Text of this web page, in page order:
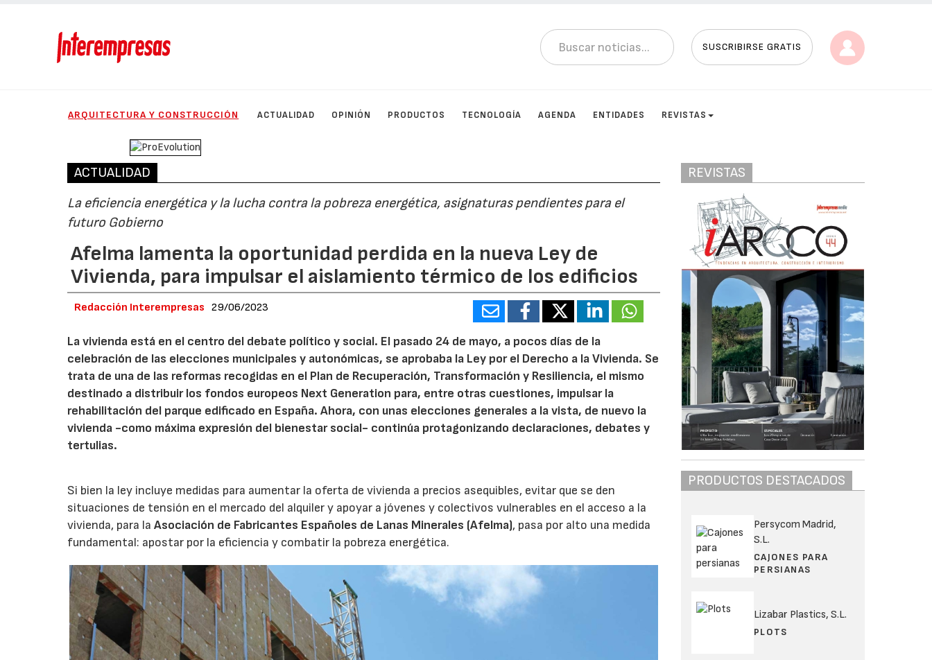
SUSCRIBIRSE GRATIS
ARQUITECTURA Y CONSTRUCCIÓN ACTUALIDAD OPINIÓN PRODUCTOS TECNOLOGÍA AGENDA ENTIDADES REVISTAS
ACTUALIDAD
La eficiencia energética y la lucha contra la pobreza energética, asignaturas pendientes para el
futuro Gobierno
Afelma lamenta la oportunidad perdida en la nueva Ley de
Vivienda, para impulsar el aislamiento térmico de los edificios
Redacción Interempresas 29/06/2023
La vivienda está en el centro del debate político y social. El pasado 24 de mayo, a pocos días de la
celebración de las elecciones municipales y autonómicas, se aprobaba la Ley por el Derecho a la Vivienda. Se
trata de una de las reformas recogidas en el Plan de Recuperación, Transformación y Resiliencia, el mismo
destinado a distribuir los fondos europeos Next Generation para, entre otras cuestiones, impulsar la
rehabilitación del parque edificado en España. Ahora, con unas elecciones generales a la vista, de nuevo la
vivienda -como máxima expresión del bienestar social- continúa protagonizando declaraciones, debates y
tertulias.
Si bien la ley incluye medidas para aumentar la oferta de vivienda a precios asequibles, evitar que se den
situaciones de tensión en el mercado del alquiler y apoyar a jóvenes y colectivos vulnerables en el acceso a la
vivienda, para laAsociación de Fabricantes Españoles de Lanas Minerales (Afelma), pasa por alto una medida
fundamental: apostar por la eficiencia y combatir la pobreza energética.
REVISTAS
PRODUCTOS DESTACADOS
Persycom Madrid,
S.L.
CAJONES PARA
PERSIANAS
Lizabar Plastics, S.L.
PLOTS